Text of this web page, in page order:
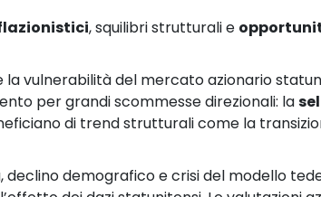
, squilibri strutturali e
la vulnerabilità del mercato azionario
per grandi scommesse direzionali: la
di trend strutturali come la
demografico e crisi del modello